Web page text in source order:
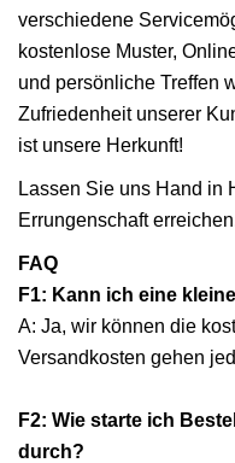
verschiedene
kostenlose Muster,
und persönliche Treffen
Zufriedenheit unserer
ist unsere Herkunft!
Lassen Sie uns Hand in
Errungenschaft
FAQ
F1: Kann ich eine
A: Ja, wir können die
Versandkosten gehen
F2: Wie starte ich
durch?